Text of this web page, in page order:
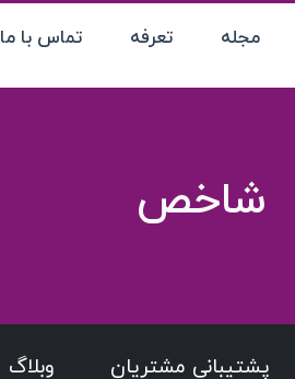
مجله تعرفه تماس با ما
شاخص
پشتیبانی مشتریان وبلاگ